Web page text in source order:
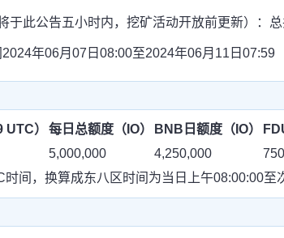
于此公告五小时内，挖矿活动开放前更新）：总
年06月07日08:00至2024年06月11日07:59
） 每日总额度（IO） BNB日额度（IO）
5,000,000 4,250,000
间，换算成东八区时间为当日上午08:00:00至